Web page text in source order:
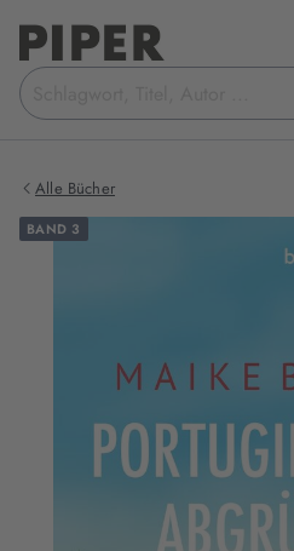
Suchbegriff
eingeben
Alle Bücher
BAND 3